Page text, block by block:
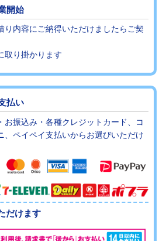
開始
り内容にご納得いただけましたらご契
取り掛かります
払い
お振込み・各種クレジットカード、コ
、ペイペイ支払いからお選びいただけ
だけます